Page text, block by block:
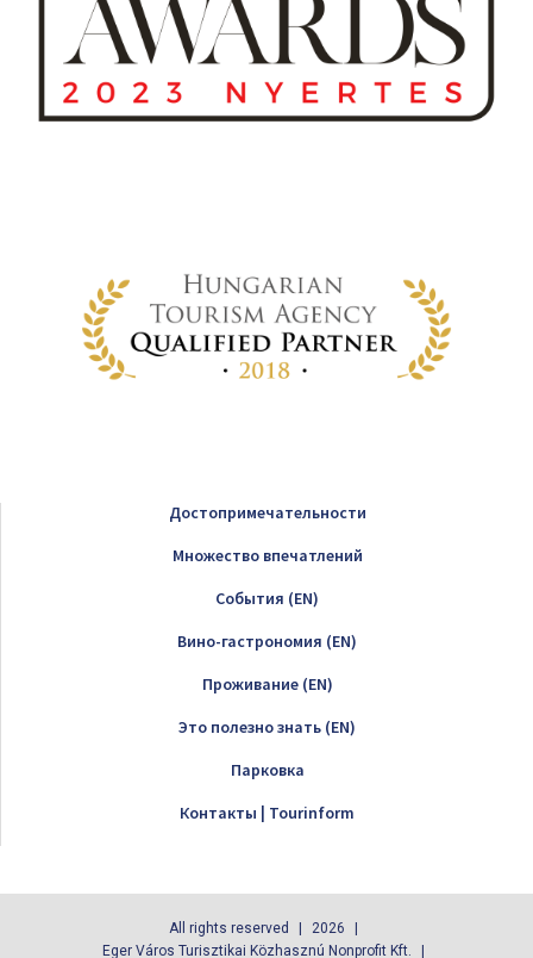
Достопримечательности
Множество впечатлений
Cобытия (EN)
Вино-гастрономия (EN)
Проживание (EN)
Это полезно знать (EN)
Парковка
Контакты | Tourinform
All rights reserved
2026
Eger Város Turisztikai Közhasznú Nonprofit Kft.